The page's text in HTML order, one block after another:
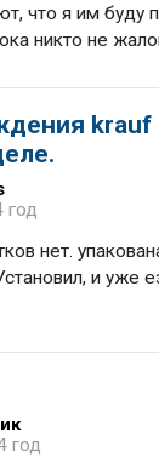
что я им буду
никто не
год
нет.
и уже
год